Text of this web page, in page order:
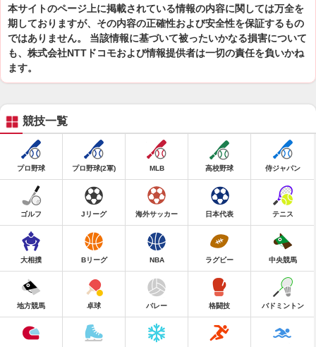
本サイトのページ上に掲載されている情報の内容に関しては万全を
期しておりますが、その内容の正確性および安全性を保証するもの
ではありません。 当該情報に基づいて被ったいかなる損害について
も、株式会社NTTドコモおよび情報提供者は一切の責任を負いかね
ます。
競技一覧
プロ野球 プロ野球(2軍) MLB 高校野球 侍ジャパン
ゴルフ Jリーグ 海外サッカー 日本代表 テニス
大相撲 Bリーグ NBA ラグビー 中央競馬
地方競馬 卓球 バレー 格闘技 バドミントン